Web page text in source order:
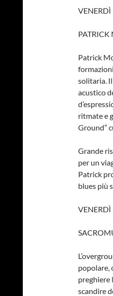
VENERDÌ
PATRICK
Patrick
solitaria.
acustico
ritmate e
Ground”
Grande
per un
Patrick
blues più
VENERDÌ
popolare,
preghiere
scandire